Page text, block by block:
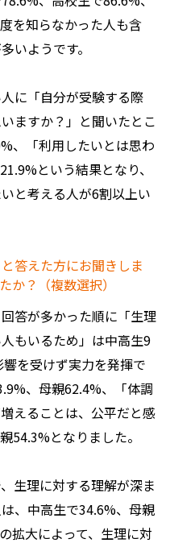
を知らなかった人も含
いようです。
に「自分が受験する際
ますか？」と聞いたとこ
、「利用したいとは思わ
という結果となり、
と考える人が6割以上い
答が多かった順に「生理
もいるため」は中高生9
を受けず実力を発揮で
、母親62.4%、「体調
えることは、公平だと感
54.3%となりました。
生理に対する理解が深ま
、中高生で34.6%、母親
拡大によって、生理に対